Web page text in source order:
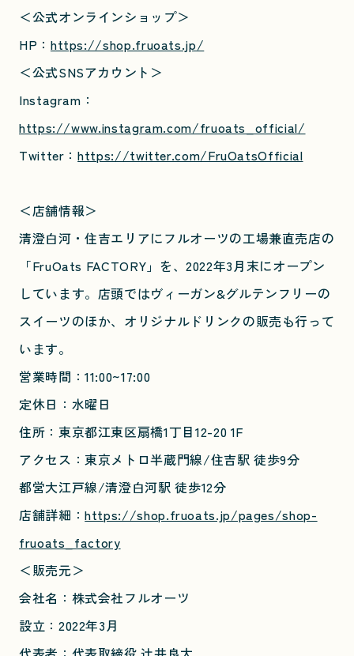
＜公式オンラインショップ＞
HP： https://shop.fruoats.jp/
＜公式SNSアカウント＞
Instagram：
https://www.instagram.com/fruoats_official/
Twitter：https://twitter.com/FruOatsOfficial
＜店舗情報＞
清澄白河・住吉エリアにフルオーツの工場兼直売店の
「FruOats FACTORY」を、2022年3月末にオープン
しています。店頭ではヴィーガン&グルテンフリーの
スイーツのほか、オリジナルドリンクの販売も行って
います。
営業時間：11:00~17:00
定休日：水曜日
住所：東京都江東区扇橋1丁目12-20 1F
アクセス：東京メトロ半蔵門線/住吉駅 徒歩9分
都営大江戸線/清澄白河駅 徒歩12分
店舗詳細：https://shop.fruoats.jp/pages/shop-
fruoats_factory
＜販売元＞
会社名：株式会社フルオーツ
設立：2022年3月